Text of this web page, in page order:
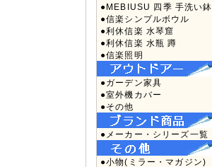
●MEBIUSU 四季 手洗い鉢
●信楽シンプルボウル
●利休信楽 水琴窟
●利休信楽 水瓶 蹲
●信楽照明
●ガーデン家具
●室外機カバー
●その他
●メーカー・シリーズ一覧
●小物(ミラー・マガジン)